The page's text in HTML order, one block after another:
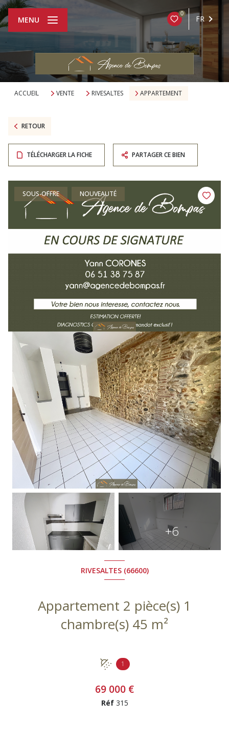
0
FR
MENU
ACCUEIL VENTE RIVESALTES APPARTEMENT
RETOUR
TÉLÉCHARGER LA FICHE PARTAGER CE BIEN
SOUS-OFFRE NOUVEAUTÉ
+6
RIVESALTES (66600)
Appartement 2 pièce(s) 1
chambre(s) 45 m²
1
69 000 €
Réf 315